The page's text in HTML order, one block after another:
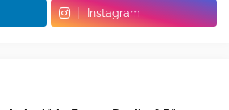
Instagram